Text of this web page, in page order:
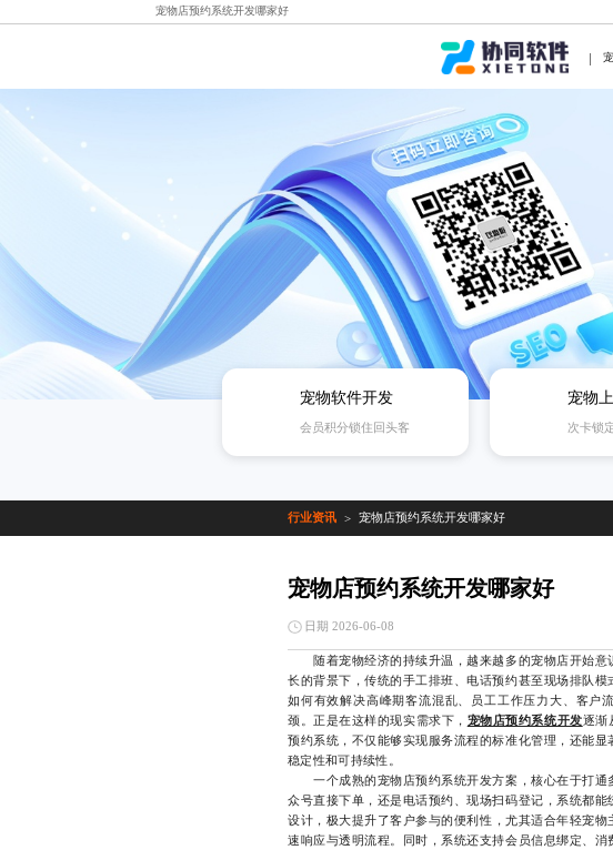
宠物店预约系统开发哪家好
宠物软件开发
会员积分锁住回头客
宠物
次卡锁
行业资讯 > 宠物店预约系统开发哪家好
宠物店预约系统开发哪家好
日期 2026-06-08
随着宠物经济的持续升温，越来越多的宠物店开始意
长的背景下，传统的手工排班、电话预约甚至现场排队模
如何有效解决高峰期客流混乱、员工工作压力大、客户
颈。正是在这样的现实需求下， 宠物店预约系统开发逐渐
预约系统，不仅能够实现服务流程的标准化管理，还能
稳定性和可持续性。
一个成熟的宠物店预约系统开发方案，核心在于打通
众号直接下单，还是电话预约、现场扫码登记，系统都
设计，极大提升了客户参与的便利性，尤其适合年轻宠
速响应与透明流程。同时，系统还支持会员信息绑定、